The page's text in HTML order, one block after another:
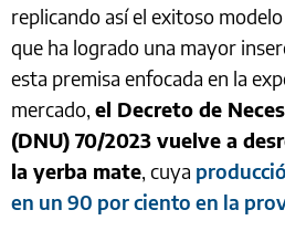
replicando así el exitoso
que ha logrado una mayor
esta premisa enfocada en la
mercado, el Decreto de
(DNU) 70/2023 vuelve a
la yerba mate, cuya
en un 90 por ciento en la